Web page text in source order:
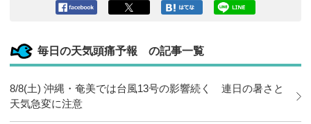
ックマー
クに追加
毎日の天気頭痛予報 の記事一覧
8/8(土) 沖縄・奄美では台風13号の影響続く 連日の暑さと
天気急変に注意